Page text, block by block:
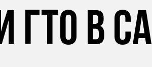
ГТО в